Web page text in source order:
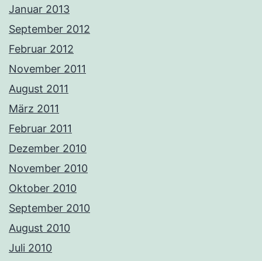
Januar 2013
September 2012
Februar 2012
November 2011
August 2011
März 2011
Februar 2011
Dezember 2010
November 2010
Oktober 2010
September 2010
August 2010
Juli 2010